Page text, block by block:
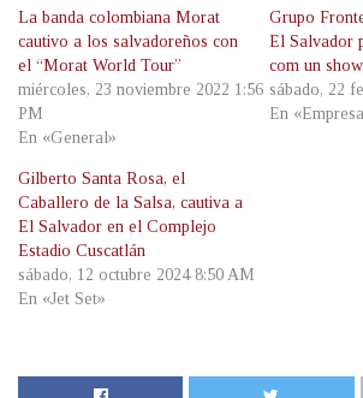
La banda colombiana Morat
cautivo a los salvadoreños con
el “Morat World Tour”
miércoles, 23 noviembre 2022 1:56
PM
En «General»
Grupo
El Salvador
com un
sábado, 22
En
Gilberto Santa Rosa, el
Caballero de la Salsa, cautiva a
El Salvador en el Complejo
Estadio Cuscatlán
sábado, 12 octubre 2024 8:50 AM
En «Jet Set»